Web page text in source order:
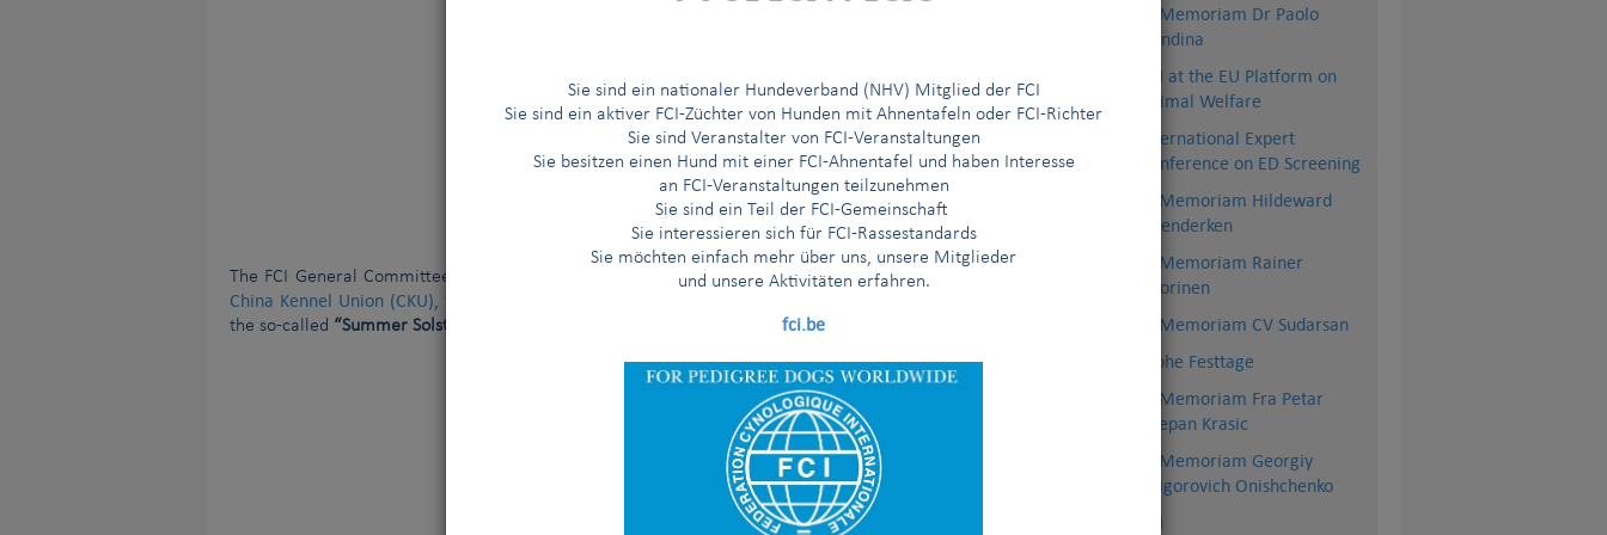
Sie sind ein nationaler Hundeverband (NHV) Mitglied der FCI
Sie sind ein aktiver FCI-Züchter von Hunden mit Ahnentafeln oder FCI-Richter
Sie sind Veranstalter von FCI-Veranstaltungen
Sie besitzen einen Hund mit einer FCI-Ahnentafel und haben Interesse
an FCI-Veranstaltungen teilzunehmen
Sie sind ein Teil der FCI-Gemeinschaft
Sie interessieren sich für FCI-Rassestandards
Sie möchten einfach mehr über uns, unsere Mitglieder
und unsere Aktivitäten erfahren.
fci.be
In Memoriam Dr Paolo
Dondina
FCI at the EU Platform on
Animal Welfare
International Expert
Conference on ED Screening
In Memoriam Hildeward
Hoenderken
In Memoriam Rainer
Vuorinen
In Memoriam CV Sudarsan
Frohe Festtage
In Memoriam Fra Petar
Stjepan Krasic
In Memoriam Georgiy
Grigorovich Onishchenko
BSI
The FCI General Committee informs about the
follow-up of the activities organised by our Chinese member,
China Kennel Union (CKU), to promote the precious bond between dog and man and to position itself against
the so-called “Summer Solstice Lychee & Dog Meat Festival”